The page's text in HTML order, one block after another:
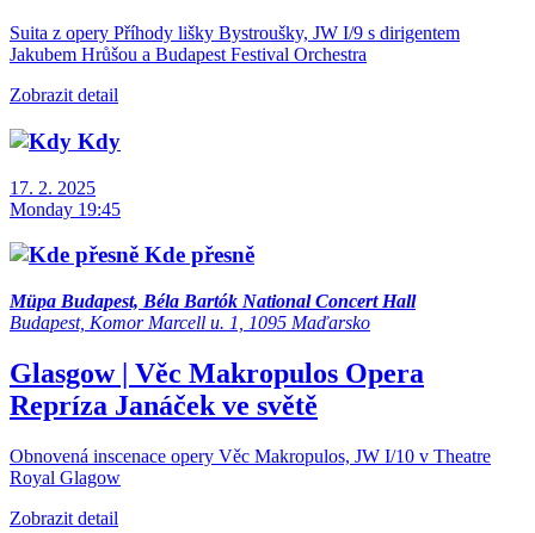
Suita z opery Příhody lišky Bystroušky, JW I/9 s dirigentem
Jakubem Hrůšou a Budapest Festival Orchestra
Zobrazit detail
Kdy
17. 2. 2025
Monday 19:45
Kde přesně
Müpa Budapest, Béla Bartók National Concert Hall
Budapest, Komor Marcell u. 1, 1095 Maďarsko
Glasgow | Věc Makropulos Opera
Repríza Janáček ve světě
Obnovená inscenace opery Věc Makropulos, JW I/10 v Theatre
Royal Glagow
Zobrazit detail